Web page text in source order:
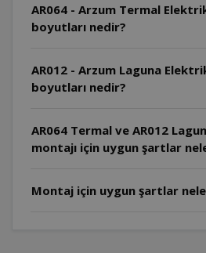
AR064 - Arzum Termal
boyutları nedir?
AR012 - Arzum Laguna
boyutları nedir?
AR064 Termal ve AR012
montajı için uygun şartlar
Montaj için uygun şartlar